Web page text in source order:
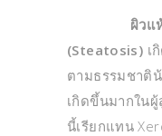
ผิวแห้งเกิ
(Steatosis) เ
ตามธรรมชาติ
เกิดขึ้นมากใน
นี้เรียกแทน